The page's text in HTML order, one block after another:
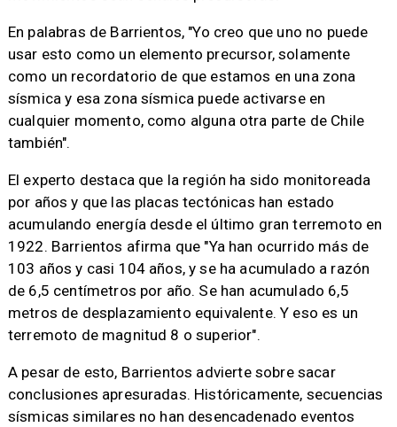
En palabras de Barrientos, "Yo creo que uno no puede
usar esto como un elemento precursor, solamente
como un recordatorio de que estamos en una zona
sísmica y esa zona sísmica puede activarse en
cualquier momento, como alguna otra parte de Chile
también".
El experto destaca que la región ha sido monitoreada
por años y que las placas tectónicas han estado
acumulando energía desde el último gran terremoto en
1922. Barrientos afirma que "Ya han ocurrido más de
103 años y casi 104 años, y se ha acumulado a razón
de 6,5 centímetros por año. Se han acumulado 6,5
metros de desplazamiento equivalente. Y eso es un
terremoto de magnitud 8 o superior".
A pesar de esto, Barrientos advierte sobre sacar
conclusiones apresuradas. Históricamente, secuencias
sísmicas similares no han desencadenado eventos